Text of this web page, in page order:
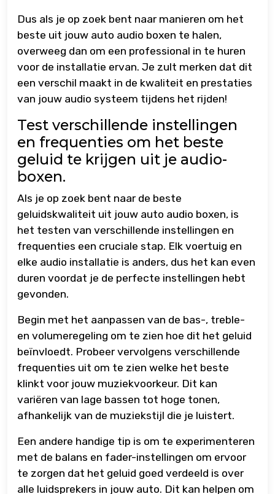
Dus als je op zoek bent naar manieren om het
beste uit jouw auto audio boxen te halen,
overweeg dan om een professional in te huren
voor de installatie ervan. Je zult merken dat dit
een verschil maakt in de kwaliteit en prestaties
van jouw audio systeem tijdens het rijden!
Test verschillende instellingen
en frequenties om het beste
geluid te krijgen uit je audio-
boxen.
Als je op zoek bent naar de beste
geluidskwaliteit uit jouw auto audio boxen, is
het testen van verschillende instellingen en
frequenties een cruciale stap. Elk voertuig en
elke audio installatie is anders, dus het kan even
duren voordat je de perfecte instellingen hebt
gevonden.
Begin met het aanpassen van de bas-, treble-
en volumeregeling om te zien hoe dit het geluid
beïnvloedt. Probeer vervolgens verschillende
frequenties uit om te zien welke het beste
klinkt voor jouw muziekvoorkeur. Dit kan
variëren van lage bassen tot hoge tonen,
afhankelijk van de muziekstijl die je luistert.
Een andere handige tip is om te experimenteren
met de balans en fader-instellingen om ervoor
te zorgen dat het geluid goed verdeeld is over
alle luidsprekers in jouw auto. Dit kan helpen om